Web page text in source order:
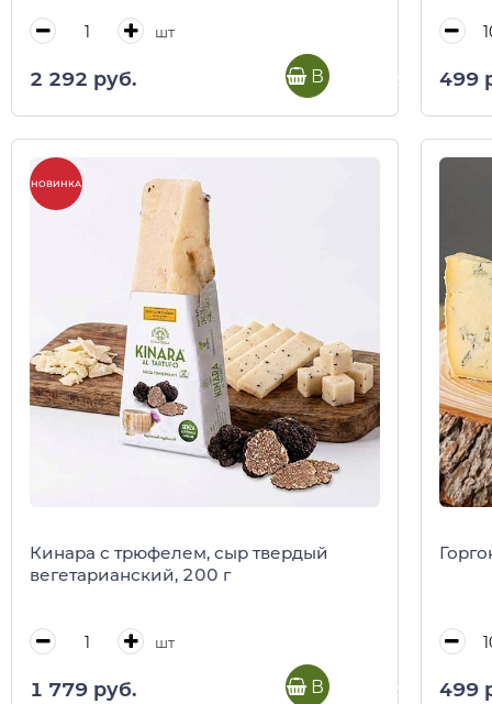
шт
2 292 руб. В корзину 499
НОВИНКА
Кинара с трюфелем, сыр твердый
вегетарианский, 200 г
шт
1 779 руб. В корзину 499